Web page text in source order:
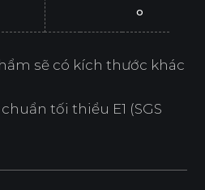
o
sẽ có kích thước khác
tối thiểu E1 (SGS